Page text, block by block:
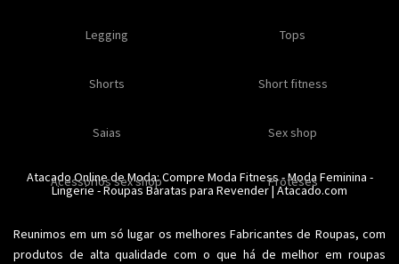
Feminino Moda feminina
Moda feminina Moda íntima
Moda fitness Moda praia
Plus size Acessórios femininos
Moda masculina Moda intima masculina
Acessórios masculinos Moda íntima
Calcinhas Soutiens
Conjuntos Modeladores
Legging Tops
Shorts Short fitness
Saias Sex shop
Acessorios sex shop Proteses
Kits Lançamentos
Ofertas Roupas para revender
Atacado Online de Moda: Compre Moda Fitness-Moda Feminina -
Lingerie-Roupas Baratas para Revender| Atacado.com
Reunimos em um só lugar os melhoresFabricantes de Roupas, com
produtos de alta qualidade com o que há de melhor em roupas